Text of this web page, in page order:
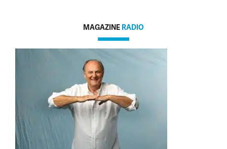
MAGAZINE RADIO